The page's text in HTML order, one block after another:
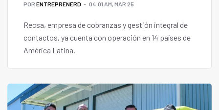
POR ENTREPRENERD 04:01 AM, MAR 25
Recsa, empresa de cobranzas y gestión integral de
contactos, ya cuenta con operación en 14 países de
América Latina.